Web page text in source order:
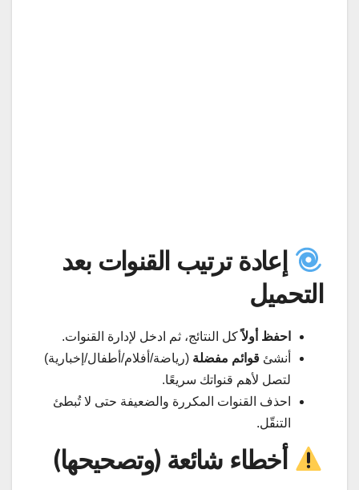
إعادة ترتيب القنوات بعد
التحميل
احفظ أولاًكل النتائج، ثم ادخل لإدارة القنوات.
أنشئ قوائم مفضلة (رياضة/أفلام/أطفال/إخبارية)
لتصل لأهم قنواتك سريعًا.
احذف القنوات المكررة والضعيفة حتى لا تُبطئ
التنقّل.
أخطاء شائعة (وتصحيحها)